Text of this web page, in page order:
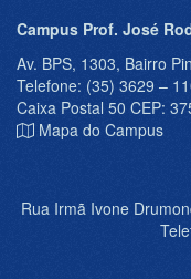
Campus Prof. José
Av. BPS, 1303, Bairro
Telefone: (35) 3629 –
Caixa Postal 50 CEP:
Mapa do Campus
Rua Irmã Ivone